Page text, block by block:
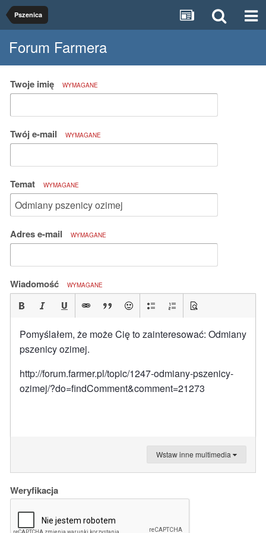
Pszenica
Forum Farmera
Twoje imię WYMAGANE
Twój e-mail WYMAGANE
Temat WYMAGANE
Adres e-mail WYMAGANE
Wiadomość WYMAGANE
Pomyślałem, że może Cię to zainteresować: Odmiany
pszenicy ozimej.
http://forum.farmer.pl/topic/1247-odmiany-pszenicy-
ozimej/?do=findComment&comment=21273
Wstaw inne multimedia
Weryfikacja